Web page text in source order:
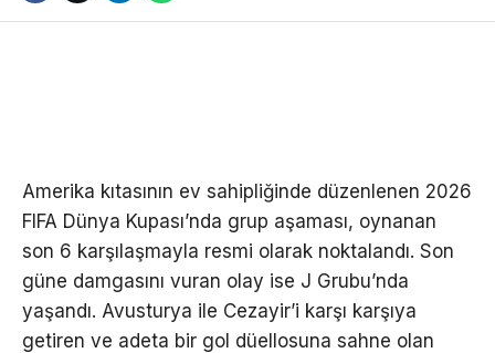
Amerika kıtasının ev sahipliğinde düzenlenen 2026
FIFA Dünya Kupası’nda grup aşaması, oynanan
son 6 karşılaşmayla resmi olarak noktalandı. Son
güne damgasını vuran olay ise J Grubu’nda
yaşandı. Avusturya ile Cezayir’i karşı karşıya
getiren ve adeta bir gol düellosuna sahne olan